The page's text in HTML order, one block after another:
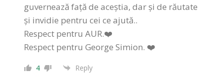
guvernează față de aceștia, dar și de răutate
și invidie pentru cei ce ajută..
Respect pentru AUR.❤️
Respect pentru George Simion. ❤️
4 Reply